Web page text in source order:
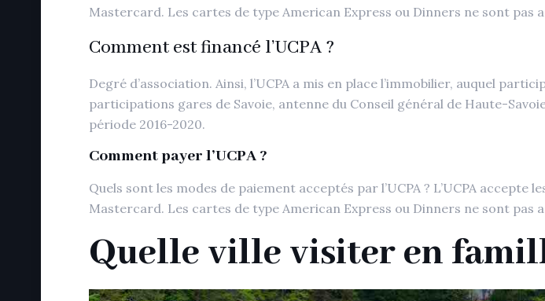
Mastercard. Les cartes de type American Express ou Dinners ne sont pas
Comment est financé l’UCPA ?
Degré d’association. Ainsi, l’UCPA a mis en place l’immobilier, auquel
participations gares de Savoie, antenne du Conseil général de Haute-
période 2016-2020.
Comment payer l’UCPA ?
Quels sont les modes de paiement acceptés par l’UCPA ? L’UCPA
Mastercard. Les cartes de type American Express ou Dinners ne sont pas
Quelle ville visiter en